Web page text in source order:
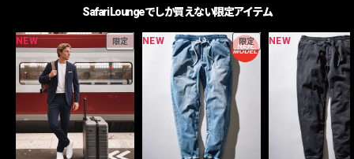
Safari Loungeでしか買えない限定アイテム
NEW 限定 NEW 限定 NEW